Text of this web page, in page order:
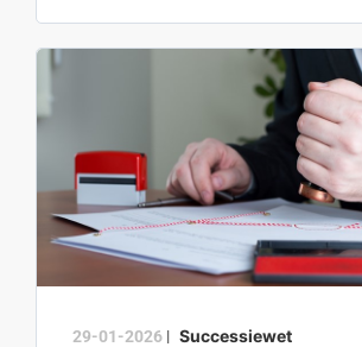
29-01-2026 | Successiewet